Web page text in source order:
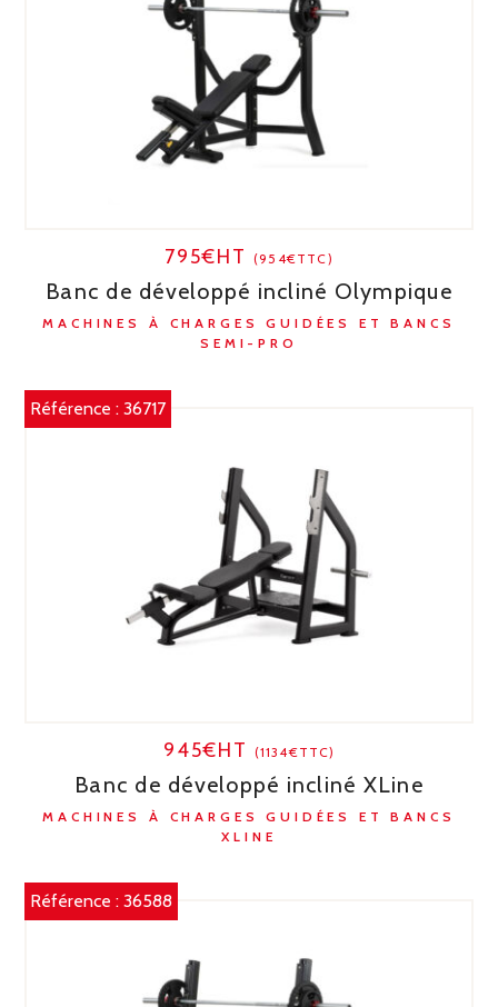
795€HT(954€TTC)
Banc de développé incliné Olympique
MACHINES À CHARGES GUIDÉES ET BANCS
SEMI-PRO
Référence :36717
945€HT (1134€TTC)
Banc de développé incliné XLine
MACHINES À CHARGES GUIDÉES ET BANCS
XLINE
Référence :36588